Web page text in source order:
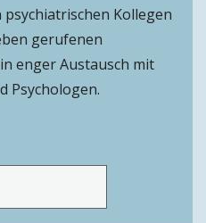
psychiatrischen Kollegen
gerufenen
enger Austausch mit
Psychologen.